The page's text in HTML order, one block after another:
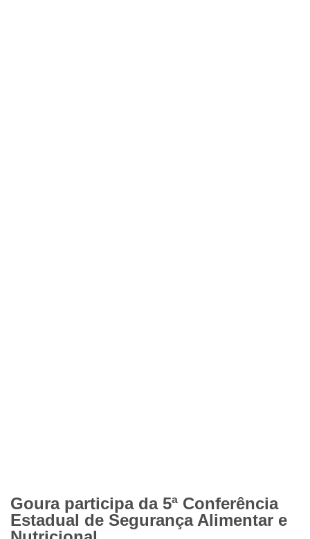
Goura participa da 5ª Conferência
Estadual de Segurança Alimentar e